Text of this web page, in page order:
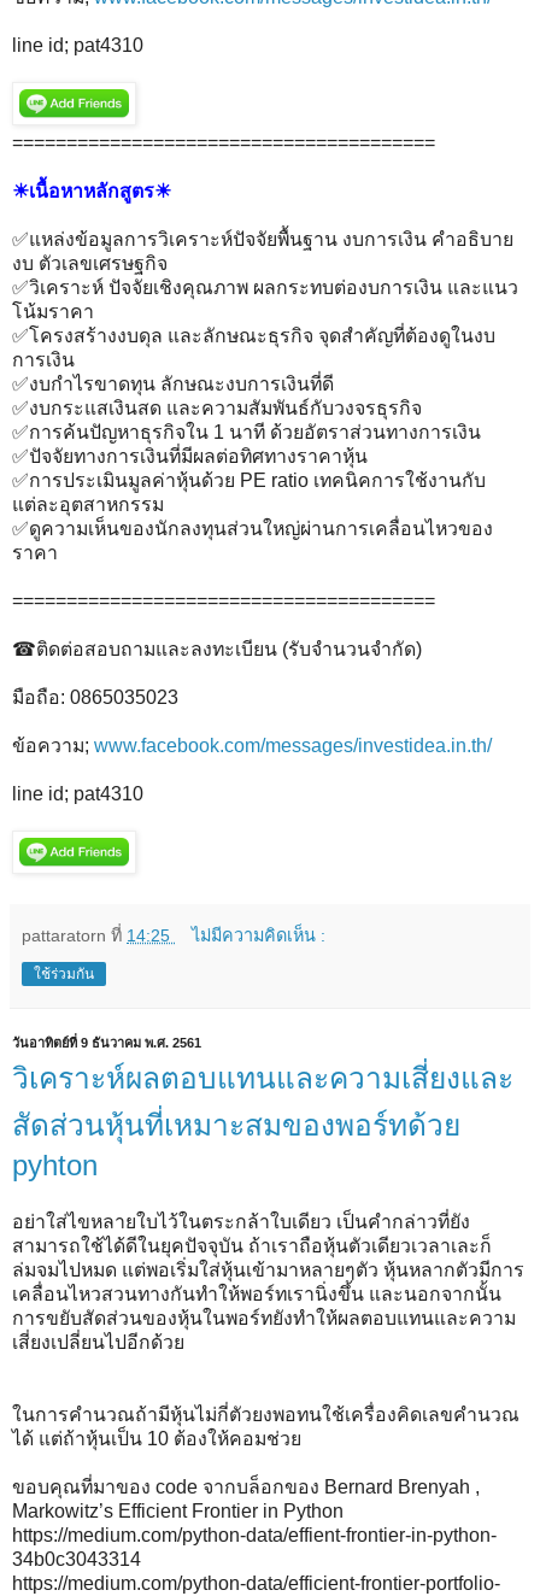
line id; pat4310
=======================================
☀เนื้อหาหลักสูตร☀
✅แหล่งข้อมูลการวิเคราะห์ปัจจัยพื้นฐาน งบการเงิน คำอธิบาย
งบ ตัวเลขเศรษฐกิจ
✅วิเคราะห์ ปัจจัยเชิงคุณภาพ ผลกระทบต่องบการเงิน และแนว
โน้มราคา
✅โครงสร้างงบดุล และลักษณะธุรกิจ จุดสำคัญที่ต้องดูในงบ
การเงิน
✅งบกำไรขาดทุน ลักษณะงบการเงินที่ดี
✅งบกระแสเงินสด และความสัมพันธ์กับวงจรธุรกิจ
✅การค้นปัญหาธุรกิจใน 1 นาที ด้วยอัตราส่วนทางการเงิน
✅ปัจจัยทางการเงินที่มีผลต่อทิศทางราคาหุ้น
✅การประเมินมูลค่าหุ้นด้วย PE ratio เทคนิคการใช้งานกับ
แต่ละอุตสาหกรรม
✅ดูความเห็นของนักลงทุนส่วนใหญ่ผ่านการเคลื่อนไหวของ
ราคา
=======================================
☎ติดต่อสอบถามและลงทะเบียน (รับจำนวนจำกัด)
มือถือ: 0865035023
ข้อความ; www.facebook.com/messages/investidea.in.th/
line id; pat4310
pattaratorn ที่ 14:25 ไม่มีความคิดเห็น :
ใช้ร่วมกัน
วันอาทิตย์ที่ 9 ธันวาคม พ.ศ. 2561
วิเคราะห์ผลตอบแทนและความเสี่ยงและ
สัดส่วนหุ้นที่เหมาะสมของพอร์ทด้วย
pyhton
อย่าใส่ไขหลายใบไว้ในตระกล้าใบเดียว เป็นคำกล่าวที่ยัง
สามารถใช้ได้ดีในยุคปัจจุบัน ถ้าเราถือหุ้นตัวเดียวเวลาเละก็
ล่มจมไปหมด แต่พอเริ่มใส่หุ้นเข้ามาหลายๆตัว หุ้นหลากตัวมีการ
เคลื่อนไหวสวนทางกันทำให้พอร์ทเรานิ่งขึ้น และนอกจากนั้น
การขยับสัดส่วนของหุ้นในพอร์ทยังทำให้ผลตอบแทนและความ
เสี่ยงเปลี่ยนไปอีกด้วย
ในการคำนวณถ้ามีหุ้นไม่กี่ตัวยงพอทนใช้เครื่องคิดเลขคำนวณ
ได้ แต่ถ้าหุ้นเป็น 10 ต้องให้คอมช่วย
ขอบคุณที่มาของ code จากบล็อกของ Bernard Brenyah ,
Markowitz’s Efficient Frontier in Python
https://medium.com/python-data/effient-frontier-in-python-
34b0c3043314
https://medium.com/python-data/efficient-frontier-portfolio-